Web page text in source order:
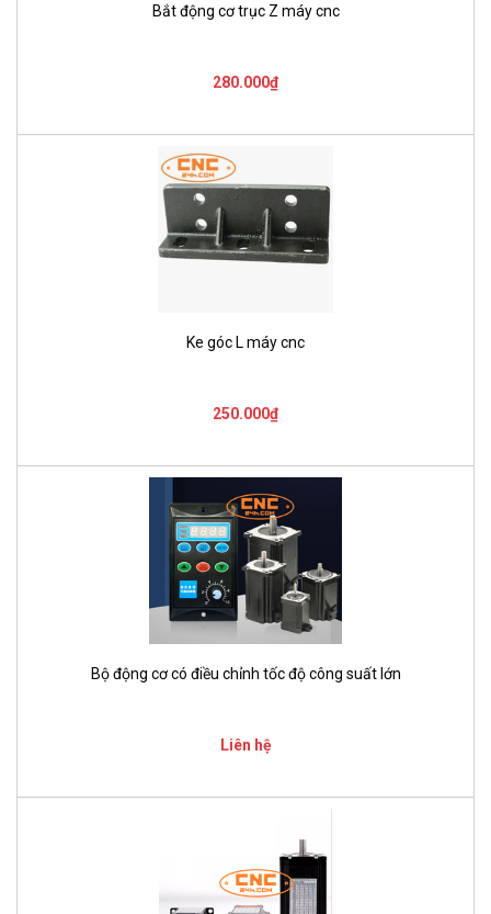
Bắt động cơ trục Z máy cnc
280.000₫
Ke góc L máy cnc
250.000₫
Bộ động cơ có điều chỉnh tốc độ công suất lớn
Liên hệ